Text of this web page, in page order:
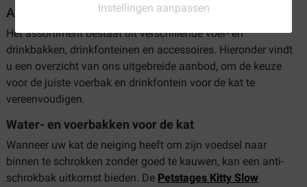
Instellingen aanpassen
Assortiment voerbak en drinkfontein voor de kat
Het assortiment bestaat uit verschillende voer- en
drinkbakken, drinkfonteinen en accessoires. Hieronder vindt
u een overzicht van ons uitgebreide aanbod, om de keuze
voor de juiste voerbak en drinkfontein voor de kat te
vereenvoudigen.
Water- en voerbakken voor de kat
Wanneer uw kat de neiging heeft om zijn voedsel naar
binnen te schrokken zonder goed te kauwen, kan een anti-
schrokbak uitkomst bieden. De Petstages Kitty Slow